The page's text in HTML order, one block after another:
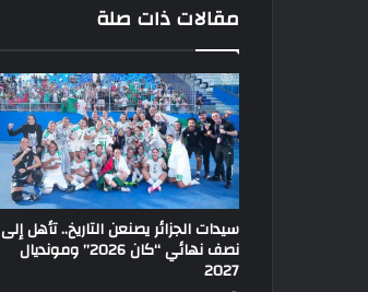
مقالات ذات صلة
سيدات الجزائر يصنعن التاريخ.. تأهل إلى
نصف نهائي “كان 2026” ومونديال
2027